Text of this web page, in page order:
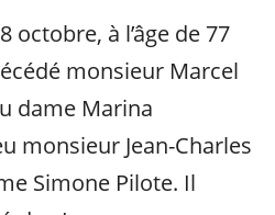
octobre, à l’âge de 77
monsieur Marcel
dame Marina
monsieur Jean-Charles
Simone Pilote. Il